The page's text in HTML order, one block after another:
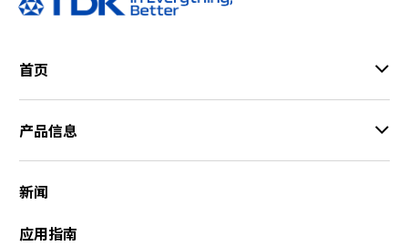
首页
产品信息
新闻
应用指南